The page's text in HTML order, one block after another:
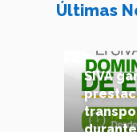
Últimas
SIVA